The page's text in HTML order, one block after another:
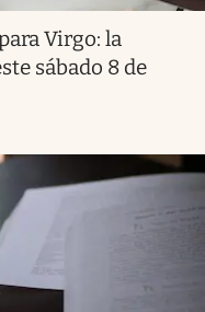
Virgo: la
sábado 8 de